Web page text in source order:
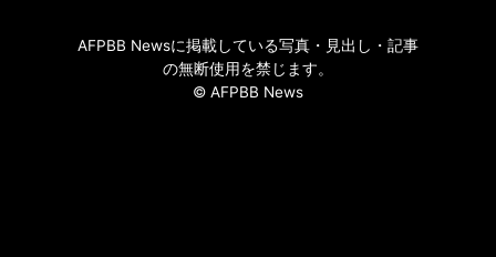
AFPBB Newsに掲載している写真・見出し・記事
の無断使用を禁じます。
© AFPBB News